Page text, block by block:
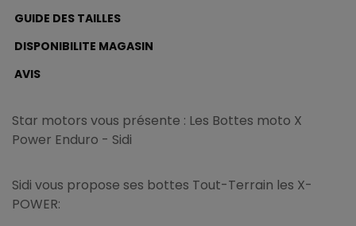
GUIDE DES TAILLES
DISPONIBILITE MAGASIN
AVIS
Star motors vous présente : Les Bottes moto X
Power Enduro - Sidi
Sidi vous propose ses bottes Tout-Terrain les X-
POWER: